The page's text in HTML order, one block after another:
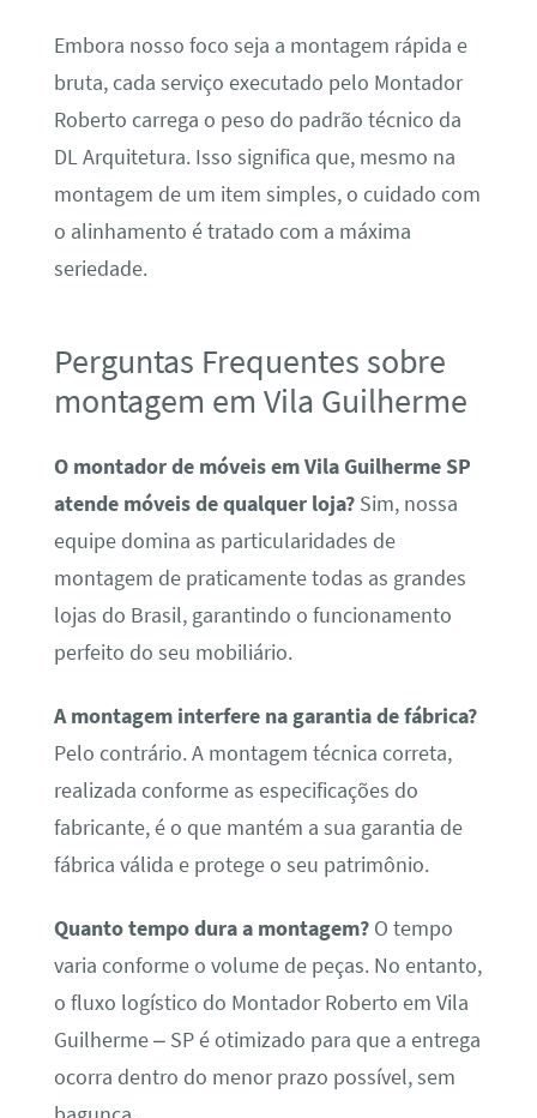
Embora nosso foco seja a montagem rápida e
bruta, cada serviço executado pelo Montador
Roberto carrega o peso do padrão técnico da
DL Arquitetura. Isso significa que, mesmo na
montagem de um item simples, o cuidado com
o alinhamento é tratado com a máxima
seriedade.
Perguntas Frequentes sobre
montagem em Vila Guilherme
O montador de móveis em Vila Guilherme SP
atende móveis de qualquer loja?Sim, nossa
equipe domina as particularidades de
montagem de praticamente todas as grandes
lojas do Brasil, garantindo o funcionamento
perfeito do seu mobiliário.
A montagem interfere na garantia de fábrica?
Pelo contrário. A montagem técnica correta,
realizada conforme as especificações do
fabricante, é o que mantém a sua garantia de
fábrica válida e protege o seu patrimônio.
Quanto tempo dura a montagem?O tempo
varia conforme o volume de peças. No entanto,
o fluxo logístico do Montador Roberto em Vila
Guilherme – SP é otimizado para que a entrega
ocorra dentro do menor prazo possível, sem